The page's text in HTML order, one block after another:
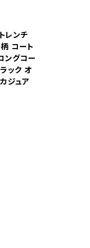
レンチ
コート
ングコー
ック オ
ジュア